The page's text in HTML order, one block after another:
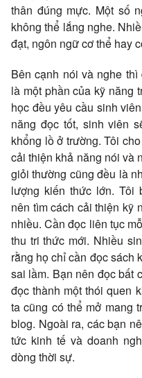
thân đúng mực. Một số
không thể lắng nghe.
đạt, ngôn ngữ cơ thể hay
Bên cạnh nói và nghe
là một phần của kỹ năng
học đều yêu cầu sinh
năng đọc tốt, sinh viên
khổng lồ ở trường. Tôi
cải thiện khả năng nói và
giỏi thường cũng đều là
lượng kiến thức lớn. Tôi
nên tìm cách cải thiện kỹ
nhiều. Cần đọc liên tục
thu tri thức mới. Nhiều
rằng họ chỉ cần đọc sách
sai lầm. Bạn nên đọc bất
đọc thành một thói quen
ta cũng có thể mở mang
blog. Ngoài ra, các bạn
tức kinh tế và doanh
dòng thời sự.